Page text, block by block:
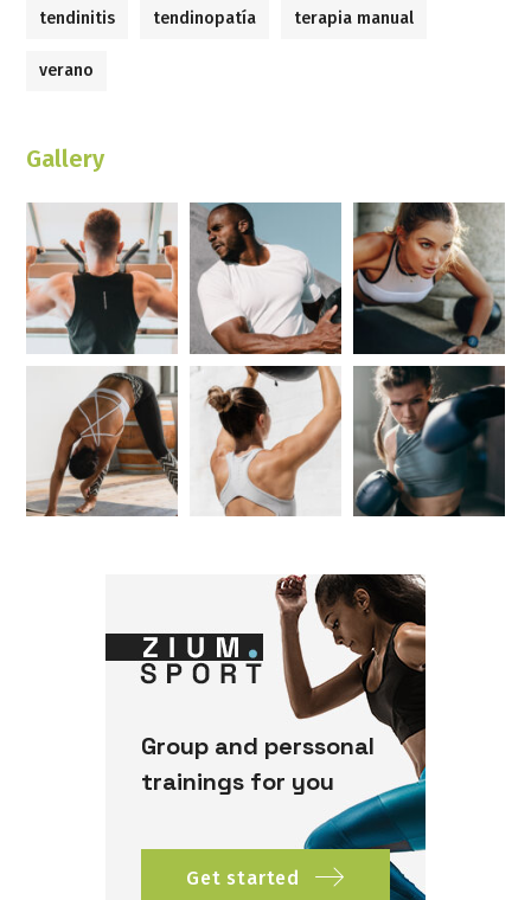
tendinitis tendinopatía terapia manual
verano
Gallery
Group and perssonal
trainings for you
Get started